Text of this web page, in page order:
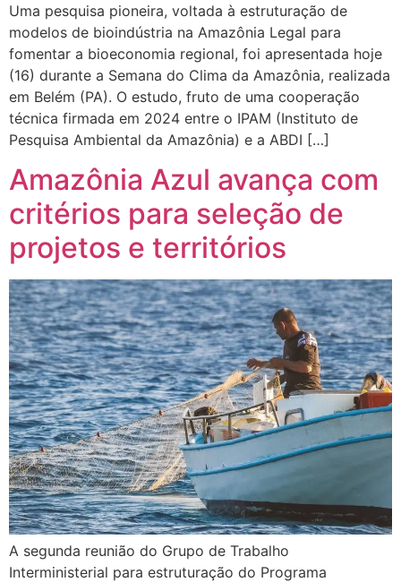
Uma pesquisa pioneira, voltada à estruturação de
modelos de bioindústria na Amazônia Legal para
fomentar a bioeconomia regional, foi apresentada hoje
(16) durante a Semana do Clima da Amazônia, realizada
em Belém (PA). O estudo, fruto de uma cooperação
técnica firmada em 2024 entre o IPAM (Instituto de
Pesquisa Ambiental da Amazônia) e a ABDI […]
Amazônia Azul avança com
critérios para seleção de
projetos e territórios
A segunda reunião do Grupo de Trabalho
Interministerial para estruturação do Programa